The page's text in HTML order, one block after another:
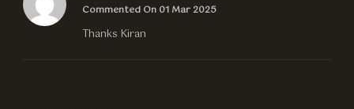
Commented On 01 Mar 2025
Thanks Kiran